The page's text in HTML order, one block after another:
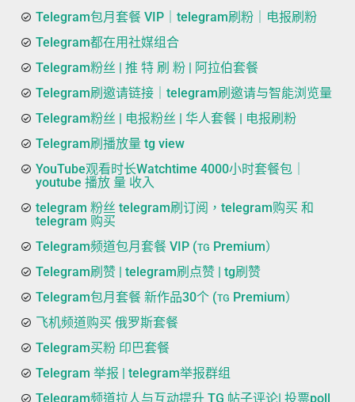
Telegram包月套餐 VIP｜telegram刷粉｜电报刷粉
Telegram都在用社媒组合
Telegram粉丝 | 推 特 刷 粉 | 阿拉伯套餐
Telegram刷邀请链接｜telegram刷邀请与智能浏览量
Telegram粉丝 | 电报粉丝 | 华人套餐 | 电报刷粉
Telegram刷播放量 tg view
YouTube观看时长Watchtime 4000小时套餐包｜
youtube 播放 量 收入
telegram 粉丝 telegram刷订阅，telegram购买 和
telegram 购买
Telegram频道包月套餐 VIP (ᴛɢ Premium）
Telegram刷赞 | telegram刷点赞 | tg刷赞
Telegram包月套餐 新作品30个 (ᴛɢ Premium）
飞机频道购买 俄罗斯套餐
Telegram买粉 印巴套餐
Telegram 举报 | telegram举报群组
Telegram频道拉人与互动提升 TG 帖子评论| 投票poll